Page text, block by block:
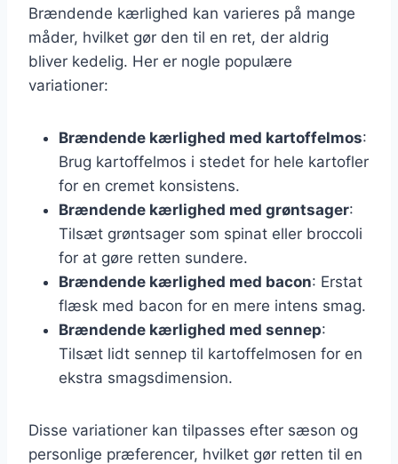
Brændende kærlighed kan varieres på mange
måder, hvilket gør den til en ret, der aldrig
bliver kedelig. Her er nogle populære
variationer:
Brændende kærlighed med kartoffelmos:
Brug kartoffelmos i stedet for hele kartofler
for en cremet konsistens.
Brændende kærlighed med grøntsager:
Tilsæt grøntsager som spinat eller broccoli
for at gøre retten sundere.
Brændende kærlighed med bacon: Erstat
flæsk med bacon for en mere intens smag.
Brændende kærlighed med sennep:
Tilsæt lidt sennep til kartoffelmosen for en
ekstra smagsdimension.
Disse variationer kan tilpasses efter sæson og
personlige præferencer, hvilket gør retten til en